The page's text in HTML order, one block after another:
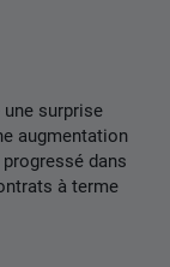
surprise
augmentation
dans
à terme